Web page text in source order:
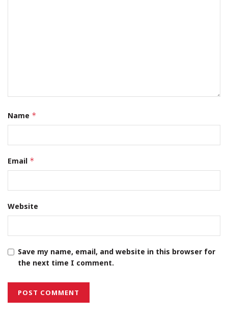
Name *
Email *
Website
Save my name, email, and website in this browser for
the next time I comment.